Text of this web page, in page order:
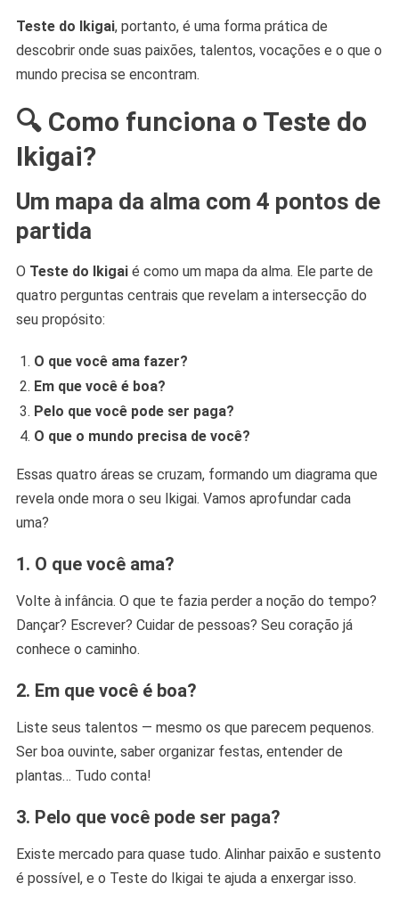
Teste do Ikigai, portanto, é uma forma prática de
descobrir onde suas paixões, talentos, vocações e o que o
mundo precisa se encontram.
🔍 Como funciona o Teste do
Ikigai?
Um mapa da alma com 4 pontos de
partida
O Teste do Ikigaié como um mapa da alma. Ele parte de
quatro perguntas centrais que revelam a intersecção do
seu propósito:
O que você ama fazer?
Em que você é boa?
Pelo que você pode ser paga?
O que o mundo precisa de você?
Essas quatro áreas se cruzam, formando um diagrama que
revela onde mora o seu Ikigai. Vamos aprofundar cada
uma?
1. O que você ama?
Volte à infância. O que te fazia perder a noção do tempo?
Dançar? Escrever? Cuidar de pessoas? Seu coração já
conhece o caminho.
2. Em que você é boa?
Liste seus talentos — mesmo os que parecem pequenos.
Ser boa ouvinte, saber organizar festas, entender de
plantas… Tudo conta!
3. Pelo que você pode ser paga?
Existe mercado para quase tudo. Alinhar paixão e sustento
é possível, e o Teste do Ikigai te ajuda a enxergar isso.